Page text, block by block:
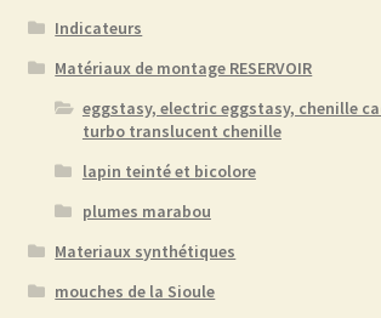
Indicateurs
Matériaux de montage RESERVOIR
eggstasy, electric eggstasy, chenille
turbo translucent chenille
lapin teinté et bicolore
plumes marabou
Materiaux synthétiques
mouches de la Sioule